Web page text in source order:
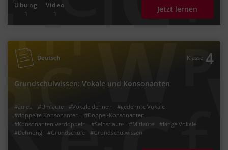
Übung
1
Video
1
Jetzt lernen
Deutsch Klasse 4
Grundschulwissen: Vokale und Konsonanten
#äu eu #Umlaute #Vokale dehnen
#gedehnte Vokale
#doppelte Konsonanten
#Doppel-Konsonanten
#Konsonanten verdoppeln
#Selbstlaute #Mitlaute
#lange Vokale
#Dehnung
#Grundschule #Grundschulwissen